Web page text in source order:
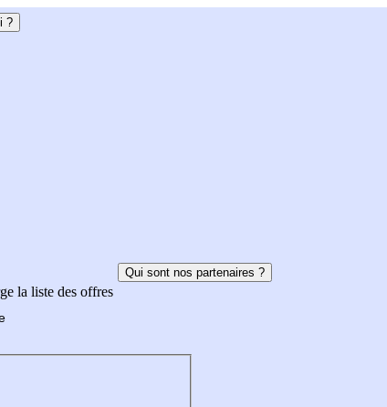
?
la liste des offres
Qui sont nos partenaires ?